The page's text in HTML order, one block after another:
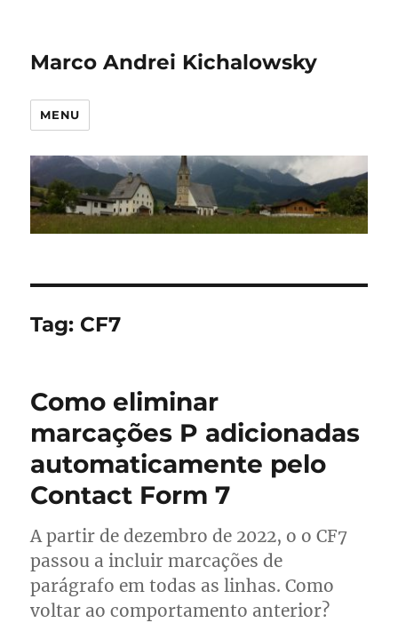
Marco Andrei Kichalowsky
MENU
Tag: CF7
Como eliminar
marcações P adicionadas
automaticamente pelo
Contact Form 7
A partir de dezembro de 2022, o o CF7
passou a incluir marcações de
parágrafo em todas as linhas. Como
voltar ao comportamento anterior?